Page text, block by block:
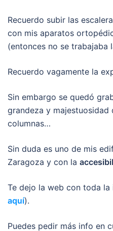
Recuerdo subir las
con mis aparatos
(entonces no se trabajaba
Recuerdo vagamente la
Sin embargo se quedó
grandeza y majestuosidad
columnas…
Sin duda es uno de mis
Zaragoza y con la
Te dejo la web con toda la
aquí).
Puedes pedir más info en